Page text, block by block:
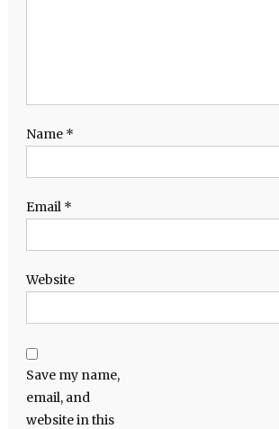
Name *
Email *
Website
Save my name,
email, and
website in this